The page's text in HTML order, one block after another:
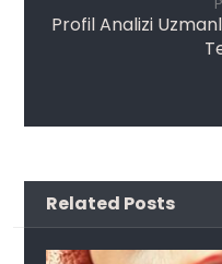
Profil Analizi
Related Posts